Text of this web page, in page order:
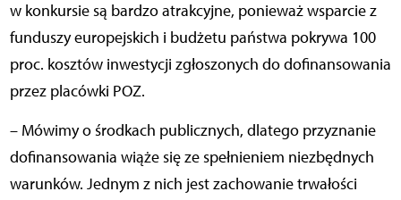
w konkursie są bardzo atrakcyjne, ponieważ wsparcie z
funduszy europejskich i budżetu państwa pokrywa 100
proc. kosztów inwestycji zgłoszonych do dofinansowania
przez placówki POZ.
– Mówimy o środkach publicznych, dlatego przyznanie
dofinansowania wiąże się ze spełnieniem niezbędnych
warunków. Jednym z nich jest zachowanie trwałości